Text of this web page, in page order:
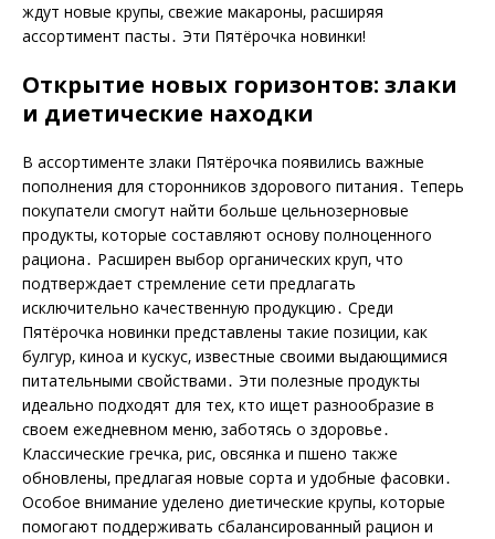
ждут новые крупы‚ свежие макароны‚ расширяя
ассортимент пасты․ Эти Пятёрочка новинки!
Открытие новых горизонтов: злаки
и диетические находки
В ассортименте злаки Пятёрочка появились важные
пополнения для сторонников здорового питания․ Теперь
покупатели смогут найти больше цельнозерновые
продукты‚ которые составляют основу полноценного
рациона․ Расширен выбор органических круп‚ что
подтверждает стремление сети предлагать
исключительно качественную продукцию․ Среди
Пятёрочка новинки представлены такие позиции‚ как
булгур‚ киноа и кускус‚ известные своими выдающимися
питательными свойствами․ Эти полезные продукты
идеально подходят для тех‚ кто ищет разнообразие в
своем ежедневном меню‚ заботясь о здоровье․
Классические гречка‚ рис‚ овсянка и пшено также
обновлены‚ предлагая новые сорта и удобные фасовки․
Особое внимание уделено диетические крупы‚ которые
помогают поддерживать сбалансированный рацион и